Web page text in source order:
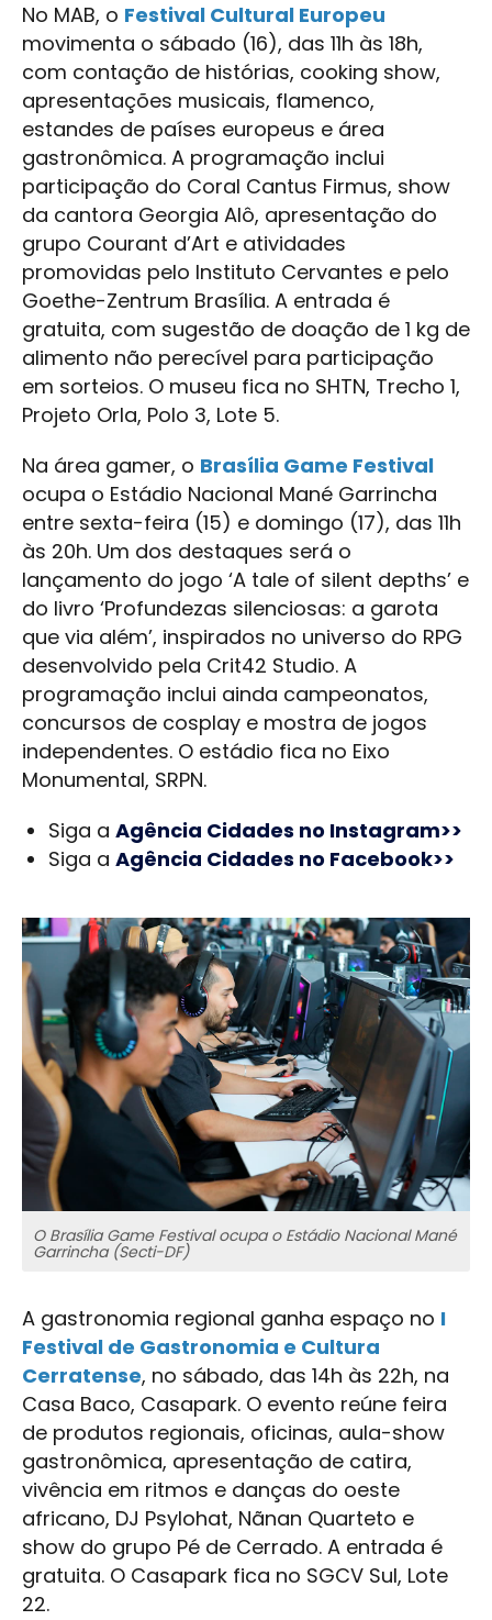
No MAB, o Festival Cultural Europeu
movimenta o sábado (16), das 11h às 18h,
com contação de histórias, cooking show,
apresentações musicais, flamenco,
estandes de países europeus e área
gastronômica. A programação inclui
participação do Coral Cantus Firmus, show
da cantora Georgia Alô, apresentação do
grupo Courant d’Art e atividades
promovidas pelo Instituto Cervantes e pelo
Goethe-Zentrum Brasília. A entrada é
gratuita, com sugestão de doação de 1 kg de
alimento não perecível para participação
em sorteios. O museu fica no SHTN, Trecho 1,
Projeto Orla, Polo 3, Lote 5.
Na área gamer, o Brasília Game Festival
ocupa o Estádio Nacional Mané Garrincha
entre sexta-feira (15) e domingo (17), das 11h
às 20h. Um dos destaques será o
lançamento do jogo ‘A tale of silent depths’ e
do livro ‘Profundezas silenciosas: a garota
que via além’, inspirados no universo do RPG
desenvolvido pela Crit42 Studio. A
programação inclui ainda campeonatos,
concursos de cosplay e mostra de jogos
independentes. O estádio fica no Eixo
Monumental, SRPN.
Siga a Agência Cidades no Instagram>>
Siga a Agência Cidades no Facebook>>
O Brasília Game Festival ocupa o Estádio Nacional Mané
Garrincha (Secti-DF)
A gastronomia regional ganha espaço no I
Festival de Gastronomia e Cultura
Cerratense, no sábado, das 14h às 22h, na
Casa Baco, Casapark. O evento reúne feira
de produtos regionais, oficinas, aula-show
gastronômica, apresentação de catira,
vivência em ritmos e danças do oeste
africano, DJ Psylohat, Nãnan Quarteto e
show do grupo Pé de Cerrado. A entrada é
gratuita. O Casapark fica no SGCV Sul, Lote
22.